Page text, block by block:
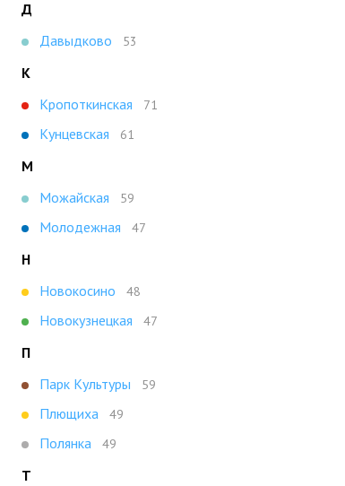
Д
Давыдково
53
К
Кропоткинская
71
Кунцевская 61
М
Можайская
59
Молодежная 47
Н
Новокосино
48
Новокузнецкая 47
П
Парк Культуры
59
Плющиха 49
Полянка 49
Т